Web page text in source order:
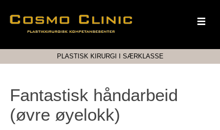
PLASTISK KIRURGI I SÆRKLASSE
Fantastisk håndarbeid
(øvre øyelokk)